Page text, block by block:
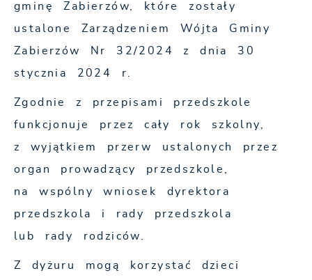
gminę Zabierzów, które zostały
ustalone Zarządzeniem Wójta Gminy
Zabierzów Nr 32/2024 z dnia 30
stycznia 2024 r.
Zgodnie z przepisami przedszkole
funkcjonuje przez cały rok szkolny,
z wyjątkiem przerw ustalonych przez
organ prowadzący przedszkole,
na wspólny wniosek dyrektora
przedszkola i rady przedszkola
lub rady rodziców.
Z dyżuru mogą korzystać dzieci